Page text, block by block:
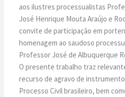
aos ilustres processualistas
José Henrique Mouta Araújo e
convite de participação em
homenagem ao saudoso
Professor José de Albuquerque
O presente trabalho traz
recurso de agravo de
Processo Civil brasileiro, bem